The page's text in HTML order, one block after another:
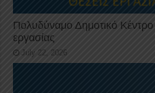
Πολυδύναμο Δημοτικό
εργασίας
July 22, 2026